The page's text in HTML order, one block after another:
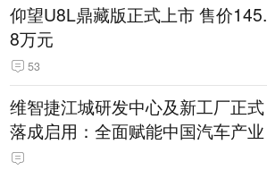
仰望U8L鼎藏版正式上市 售价145.
8万元
53
维智捷江城研发中心及新工厂正式
落成启用：全面赋能中国汽车产业